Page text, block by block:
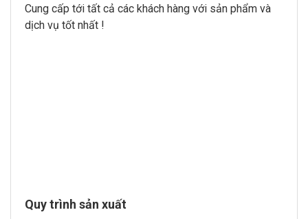
Cung cấp tới tất cả các khách hàng với sản phẩm và
dịch vụ tốt nhất !
Quy trình sản xuất